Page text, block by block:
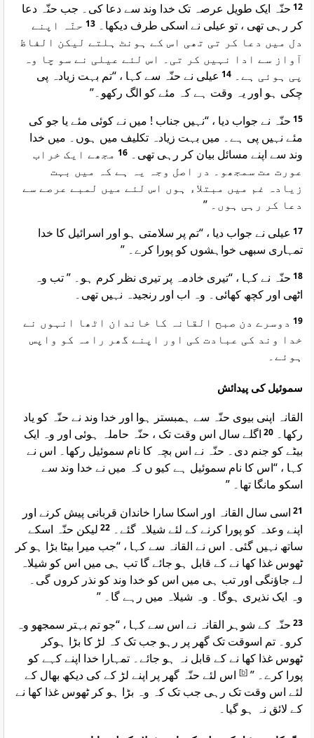
12 حنّہ ایک طویل عرصہ تک خدا وند سے دعا کی۔ جب حنّہ دعا
کر رہی تھی ، تو عیلی نے اسکی طرف دیکھا۔ 13 حنّہ اپنے
دل میں دعا کر تی تھی اس کے ہونٹ ہلتے لیکن الفاظ
آواز سے ادا نہیں کر تی۔ اس لئے عیلی نے سو چا وہ
پی ہوئی ہے۔ 14 عیلی نے حنّہ سے کہا ، “تم بہت زیادہ پی
چکی ہو اور یہ وقت ہے کہ مئے کو الگ رکھو۔”
15 حنّہ نے جواب دیا ، “نہیں جناب ! میں نے کوئی مئے یا جو کی
مئے نہیں پی ہے۔ میں بہت زیادہ تکلیف میں ہوں۔ میں خدا
وند سے اپنے مسائل بیان کر رہی تھی۔ 16 مجھے ایک خراب
عورت مت سمجھو۔ در اصل وجہ یہ ہے کہ میں بہت
زیادہ غم میں مبتلاء ہوں اس لئے میں لمبے عرصے سے
دعا کر رہی ہوں۔ ”
17 عیلی نے جواب دیا ، “تم پر سلامتی ہو اور اسرائیل کا خدا
تمہاری سبھی خواہشوں کو پورا کرے۔ ”
18 حنّہ نے کہا ، “تیری خادمہ پر تیری نظر کرم ہو۔ ” تب وہ
اٹھی اور کچھ کھائی۔ وہ اب اور رنجیدہ نہیں تھی۔
19 دوسرے دن صبح القانہ کا خاندان اٹھا انہوں نے
خدا وند کی عبادت کی اور اپنے گھر رامہ کو واپس
ہوئے۔
سموئیل کی پیدائش
القانہ اپنی بیوی حنّہ سے ہمبستر ہوا اور خدا وند نے حنّہ کو یاد
رکھا۔ 20 اگلے سال اس وقت تک ، حنّہ حاملہ ہوئی اور وہ ایک
بیٹے کو جنم دی۔ حنّہ نے اس بچہ کا نام سموئیل رکھا۔ اس نے
کہا ، “اس کا نام سموئیل ہے کیو ں کہ میں نے خدا وند سے
اسکو مانگا تھا۔ ”
21 اسی سال القانہ اور اسکا سارا خاندان قربانی پیش کرنے اور
اپنے وعدہ کو پورا کرنے کے لئے شیلاہ گئے۔ 22 لیکن حنّہ اسکے
ساتھ نہیں گئی۔ اس نے القانہ سے کہا ، “جب میرا بیٹا بڑا ہو کر
ٹھوس غذا کھا نے کے قابل ہو جائے گا تب ہی میں اس کو شیلاہ
لے جاؤنگی اور تب ہی میں اس کو خدا وند کو نذر کروں گی۔
وہ ایک نذیری ہوگا۔ وہ شیلاہ میں رہے گا۔ ”
23 حنّہ کے شوہر القانہ نے اس سے کہا ، “جو تم بہتر سمجھو وہ
کرو۔ تم اسوقت تک گھر پر رہو جب تک کہ لڑ کا بڑا ہوکر
ٹھوس غذا کھا نے کے قابل نہ ہو جائے۔ تمہارا خدا اپنے کہے کو
پورا کرے۔ ” [
b
] اس لئے حنّہ گھر پر اپنے لڑ کے کی دیکھ بھال کے
لئے اس وقت تک رہی جب تک کہ وہ بڑا ہو کر ٹھوس غذا کھا نے
کے لائق نہ ہو گیا۔